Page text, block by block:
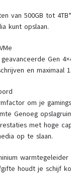
van 500GB tot
kunt opslaan.
Gen
en maximaal
om je
Genoeg
met hoge
op te slaan.
warmtegeleider
houdt je schijf